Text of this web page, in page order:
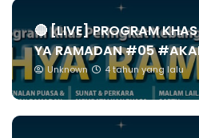
🔴 [LIVE] PROGRAM
YA RAMADAN #05
Unknown 4 tahun yang lalu